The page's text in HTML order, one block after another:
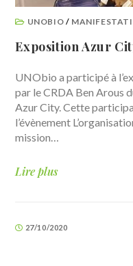
UNOBIO /
Exposition Azur
UNObio a participé à
par le CRDA Ben Arous
Azur City. Cette
l’évènement
mission…
Lire plus
27/10/2020